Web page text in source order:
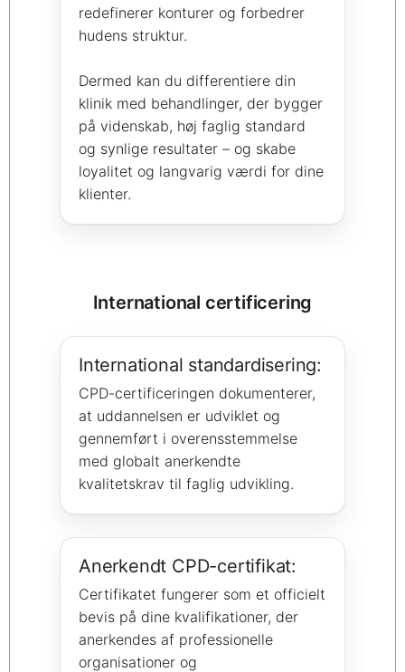
redefinerer konturer og forbedrer
hudens struktur.
Dermed kan du differentiere din
klinik med behandlinger, der bygger
på videnskab, høj faglig standard
og synlige resultater – og skabe
loyalitet og langvarig værdi for dine
klienter.
International certificering
International standardisering:
CPD-certificeringen dokumenterer,
at uddannelsen er udviklet og
gennemført i overensstemmelse
med globalt anerkendte
kvalitetskrav til faglig udvikling.
Anerkendt CPD-certifikat:
Certifikatet fungerer som et officielt
bevis på dine kvalifikationer, der
anerkendes af professionelle
organisationer og